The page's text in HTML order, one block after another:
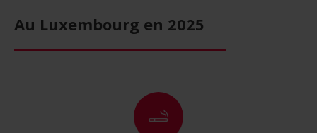
Au Luxembourg en 2025